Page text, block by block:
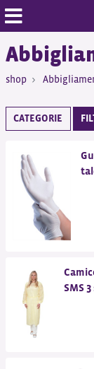
shop
CATEGORIE
SMS